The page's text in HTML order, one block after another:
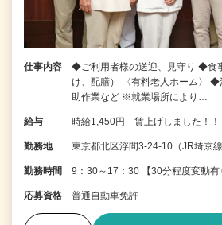
仕事内容
◆ご利用者様の送迎、見守り ◆食
け、配膳） 〈有料老人ホーム〉
助作業など ※就業場所により…
給与 時給1,450円 賃上げしました！！
勤務地 東京都北区浮間3-24-10（JR埼京
勤務時間 9：30～17：30 【30分程度変動有
応募資格 普通自動車免許